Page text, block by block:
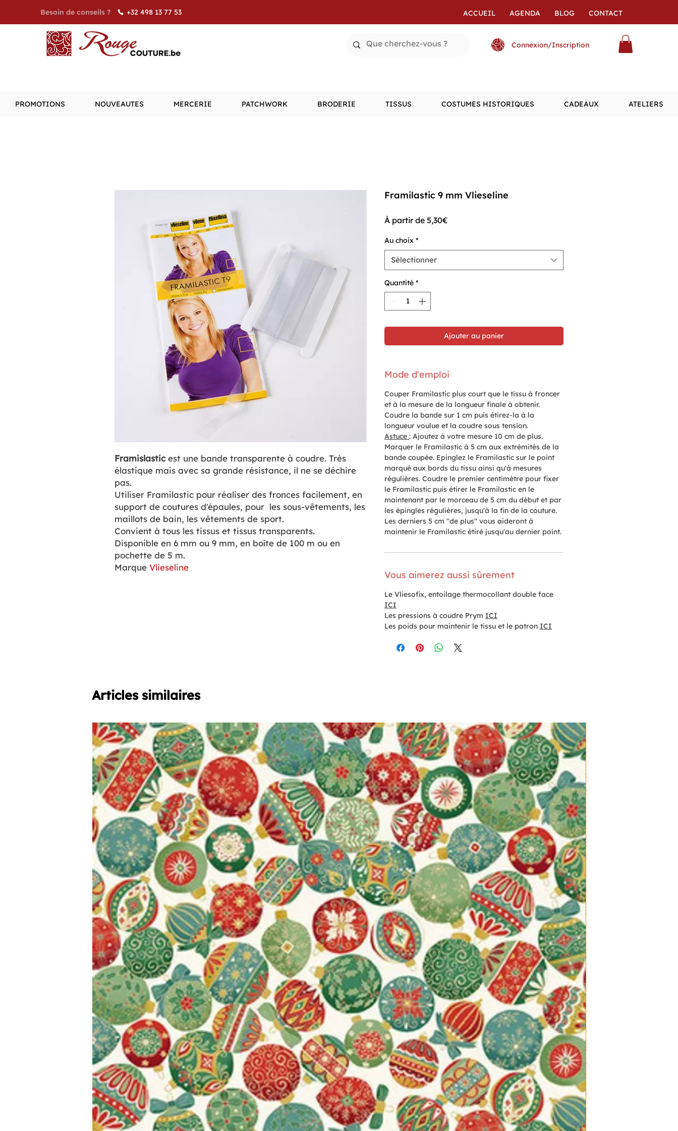
Besoin de conseils ? +32 498 13 77 53 ACCUEIL AGENDA BLOG CONTACT
Connexion/Inscription
PROMOTIONS NOUVEAUTES MERCERIE PATCHWORK BRODERIE TISSUS COSTUMES HISTORIQUES CADEAUX ATELIERS
Framislasticest une bande transparente à coudre. Très
élastique mais avec sa grande résistance, il ne se déchire
pas.
Utiliser Framilastic pour réaliser des fronces facilement, en
support de coutures d'épaules, pour les sous-vêtements, les
maillots de bain, les vêtements de sport.
Convient à tous les tissus et tissus transparents.
Disponible en 6 mm ou 9 mm, en boîte de 100 m ou en
pochette de 5 m.
Marque Vlieseline
Framilastic 9 mm Vlieseline
À partir de 5,30€Prix
Au choix *
Sélectionner
Quantité *
Ajouter au panier
Mode d'emploi
Couper Framilastic plus court que le tissu à froncer
et à la mesure de la longueur finale à obtenir.
Coudre la bande sur 1 cm puis étirez-la à la
longueur voulue et la coudre sous tension.
Astuce : Ajoutez à votre mesure 10 cm de plus.
Marquer le Framilastic à 5 cm aux extrémités de la
bande coupée. Epinglez le Framilastic sur le point
marqué aux bords du tissu ainsi qu'à mesures
régulières. Coudre le premier centimètre pour fixer
le Framilastic puis étirer le Framilastic en le
maintenant par le morceau de 5 cm du début et par
les épingles régulières, jusqu'à la fin de la couture.
Les derniers 5 cm "de plus" vous aideront à
maintenir le Framilastic étiré jusqu'au dernier point.
Vous aimerez aussi sûrement
Le Vliesofix, entoilage thermocollant double face
ICI
Les pressions à coudre Prym ICI
Les poids pour maintenir le tissu et le patron ICI
Articles similaires